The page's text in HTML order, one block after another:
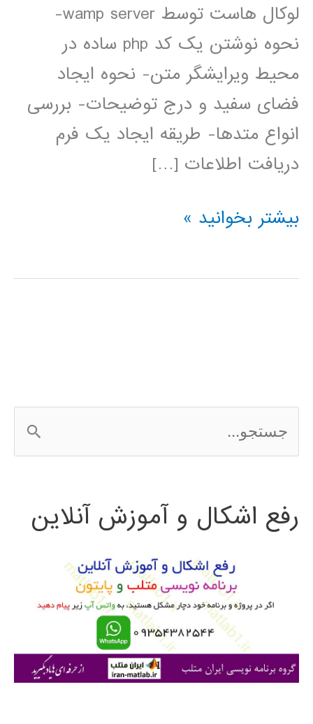
لوکال هاست توسط wamp server-
نحوه نوشتن یک کد php ساده در
محیط ویرایشگر متن- نحوه ایجاد
فضای سفید و درج توضیحات- بررسی
انواع متدها- طریقه ایجاد یک فرم
دریافت اطلاعات […]
فیلم
فارسی
بیشتر بخوانید »
س
ج
ی
رفع اشکال و آموزش آنلاین